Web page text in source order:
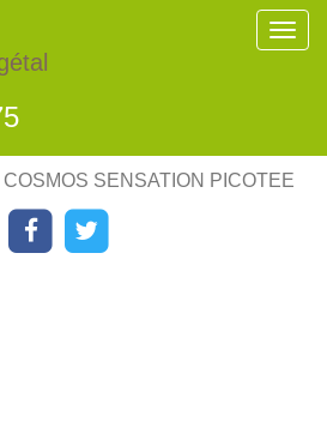
COSMOS SENSATION PICOTEE